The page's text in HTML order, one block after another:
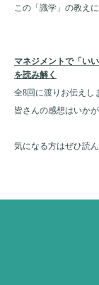
この「識学」の教え
マネジメントで「い
を読み解く
全8回に渡りお伝えし
皆さんの感想はいか
気になる方はぜひ読